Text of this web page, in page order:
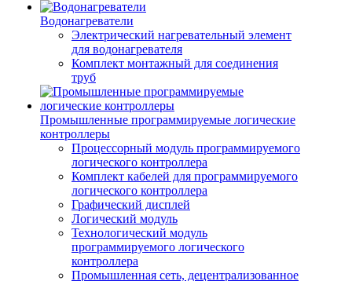
Водонагреватели
Электрический нагревательный элемент
для водонагревателя
Комплект монтажный для соединения
труб
Промышленные программируемые логические
контроллеры
Процессорный модуль программируемого
логического контроллера
Комплект кабелей для программируемого
логического контроллера
Графический дисплей
Логический модуль
Технологический модуль
программируемого логического
контроллера
Промышленная сеть, децентрализованное